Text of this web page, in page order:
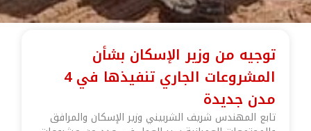
توجيه من وزير الإسكان بشأن
المشروعات الجاري تنفيذها في 4
مدن جديدة
تابع المهندس شريف الشربيني وزير الإسكان والمرافق